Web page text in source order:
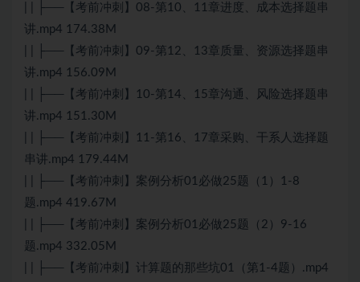
| | ├──【考前冲刺】08-第10、11章进度、成本选择题串
讲.mp4 174.38M
| | ├──【考前冲刺】09-第12、13章质量、资源选择题串
讲.mp4 156.09M
| | ├──【考前冲刺】10-第14、15章沟通、风险选择题串
讲.mp4 151.30M
| | ├──【考前冲刺】11-第16、17章采购、干系人选择题
串讲.mp4 179.44M
| | ├──【考前冲刺】案例分析01必做25题（1）1-8
题.mp4 419.67M
| | ├──【考前冲刺】案例分析01必做25题（2）9-16
题.mp4 332.05M
| | ├──【考前冲刺】计算题的那些坑01（第1-4题）.mp4